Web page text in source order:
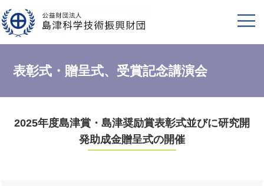
表彰式・贈呈式、受賞記念講演会
2025年度島津賞・島津奨励賞表彰式並びに研究開
発助成金贈呈式の開催